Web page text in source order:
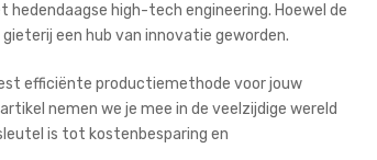
high-tech engineering. Hoewel de
een hub van innovatie geworden.
efficiënte productiemethode voor jouw
nemen we je mee in de veelzijdige wereld
is tot kostenbesparing en